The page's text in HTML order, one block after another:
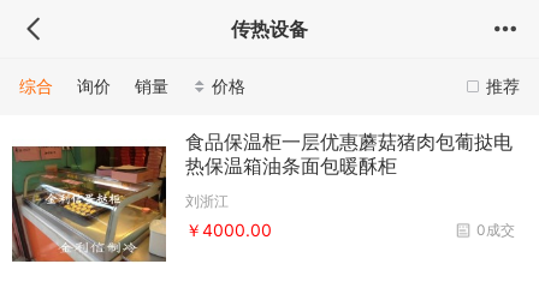
传热设备
推荐
综合 询价 销量 价格
食品保温柜一层优惠蘑菇猪肉包葡挞电
热保温箱油条面包暖酥柜
刘浙江
0成交
￥4000.00